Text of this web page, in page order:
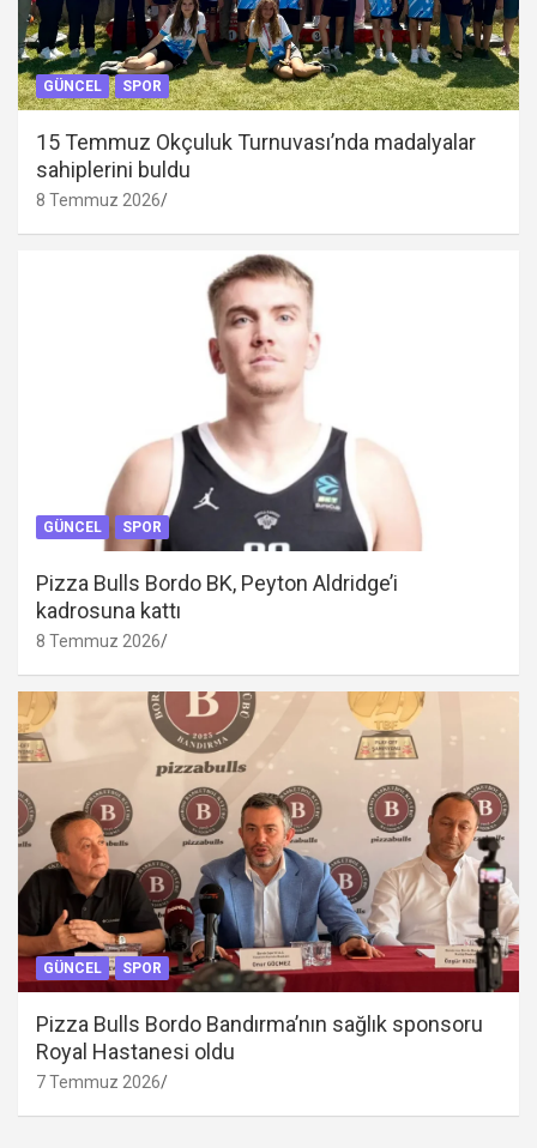
GÜNCEL SPOR
15 Temmuz Okçuluk Turnuvası’nda madalyalar
sahiplerini buldu
8 Temmuz 2026
GÜNCEL SPOR
Pizza Bulls Bordo BK, Peyton Aldridge’i
kadrosuna kattı
8 Temmuz 2026
GÜNCEL SPOR
Pizza Bulls Bordo Bandırma’nın sağlık sponsoru
Royal Hastanesi oldu
7 Temmuz 2026